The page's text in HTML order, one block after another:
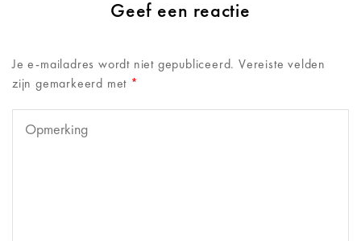
Geef een reactie
Je e-mailadres wordt niet gepubliceerd. Vereiste velden
zijn gemarkeerd met *